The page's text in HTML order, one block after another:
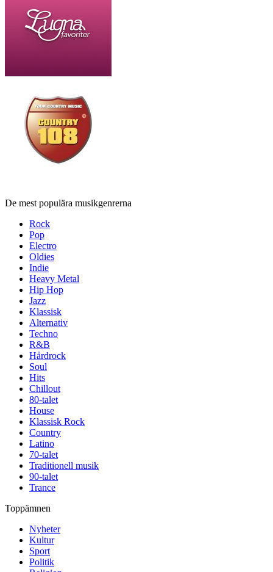
De mest populära musikgenrerna
Rock
Pop
Electro
Oldies
Indie
Heavy Metal
Hip Hop
Jazz
Klassisk
Alternativ
Techno
R&B
Hårdrock
Soul
Hits
Chillout
80-talet
House
Klassisk Rock
Country
Latino
70-talet
Traditionell musik
90-talet
Trance
Toppämnen
Nyheter
Kultur
Sport
Politik